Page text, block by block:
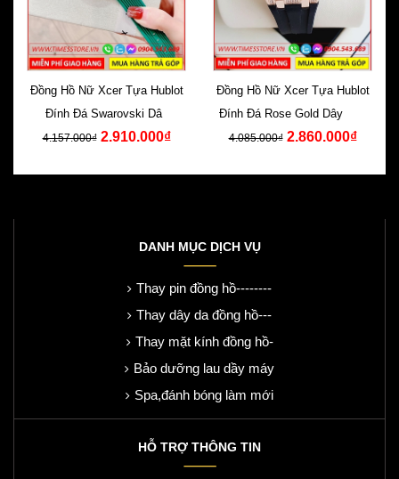
Đồng Hồ Nữ Xcer Tựa Hublot
Đính Đá Swarovski Dây
Silicone Xanh
4.157.000₫ 2.910.000₫
Đồng Hồ Nữ Xcer Tựa Hublot
Đính Đá Rose Gold Dây Cao
Su Đen
4.085.000₫ 2.860.000₫
DANH MỤC DỊCH VỤ
Thay pin đồng hồ--------
Thay dây da đồng hồ---
Thay mặt kính đồng hồ-
Bảo dưỡng lau dầy máy
Spa,đánh bóng làm mới
HỖ TRỢ THÔNG TIN